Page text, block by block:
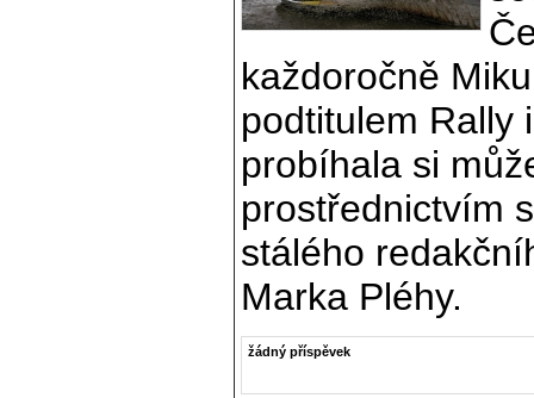
každoročně
podtitulem Rally
probíhala si
prostřednictvím
stálého
Marka Pléhy.
žádný příspěvek